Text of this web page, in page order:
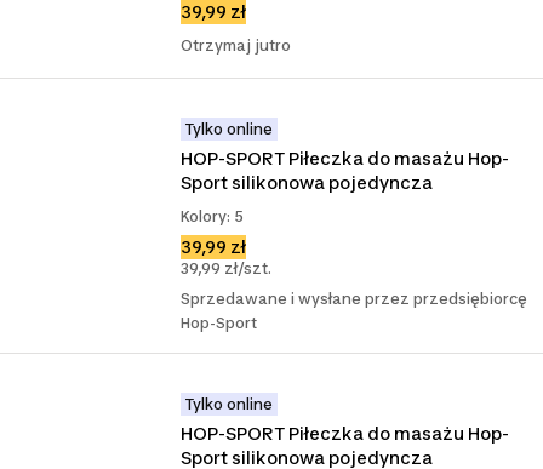
39,99 zł
Otrzymaj jutro
Tylko online
HOP-SPORT Piłeczka do masażu Hop-
Sport silikonowa pojedyncza
Kolory: 5
39,99 zł
39,99 zł/szt.
Sprzedawane i wysłane przez przedsiębiorcę
Hop-Sport
Tylko online
HOP-SPORT Piłeczka do masażu Hop-
Sport silikonowa pojedyncza